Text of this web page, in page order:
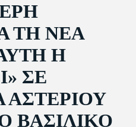
ΤΗ ΝΕΑ
Η
ΣΕ
ΑΣΤΕΡΙΟΥ
ΒΑΣΙΛΙΚΟ